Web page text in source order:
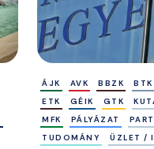
ÁJK AVK BBZK
BTK
ETK
GÉIK GTK
MFK
PÁLYÁZAT
TUDOMÁNY
ÜZLET /